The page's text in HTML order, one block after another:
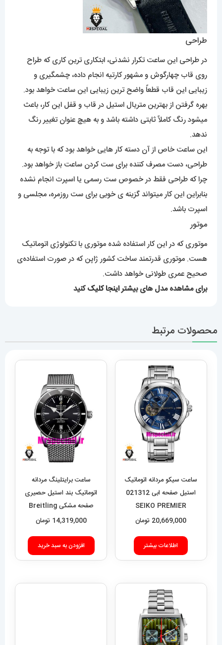
طراحی
در طراحی این ساعت تکرار نشدنی، ابتکاری ترین کاری که طراح
روی قاب چهارگوش و مشهور کارتیه انجام داده، چشمگیری و
زیبایی این قاب قطعاً واضح ترین زیبایی این ساعت خواهد بود.
بهره گرفتن از بهترین متریال استیل در قاب و قفل این کار، باعث
میشود رنگ کاملاً ثابتی داشته باشد و به هیچ عنوان تغییر رنگ
ندهد.
این ساعت خاص از آن دسته کار هایی خواهد بود که با توجه به
طراحی، دست مصرف کننده برای ست کردن ساعت باز خواهد بود.
چرا که طراحی فقط در خصوص ست رسمی یا اسپرت انجام نشده
بنابراین این کار میتواند گزینه ی خوبی برای ست روزمره، مجلسی و
اسپرت باشد.
موتور
موتوری که در این کار استفاده شده موتوری با تکنولوژی اتوماتیک
هست. موتوری قدرتمند ساخت کشور ژاپن که در صورت استفاده‌ی
صحیح عمری طولانی خواهد داشت.
برای مشاهده مدل های بیشتراینجا کلیککنید
محصولات مرتبط
ساعت سیکو مردانه اتوماتیک
استیل صفحه ابی 021312
SEIKO PREMIER
20,669,000 تومان
اطلاعات بیشتر
ساعت برایتلینگ مردانه
اتوماتیک بند استیل حصیری
صفحه مشکی Breitling
Super Ocean 020955
14,319,000 تومان
افزودن به سبد خرید